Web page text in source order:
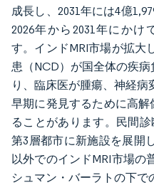
成長し、2031年には4億
2026年から2031年にかけ
す。インドMRI市場が拡大
患（NCD）が国全体の疾
り、臨床医が腫瘍、神経病
早期に発見するために高
ることがあります。民間
第3層都市に新施設を展開
以外でのインドMRI市場の
シュマン・バーラトの下